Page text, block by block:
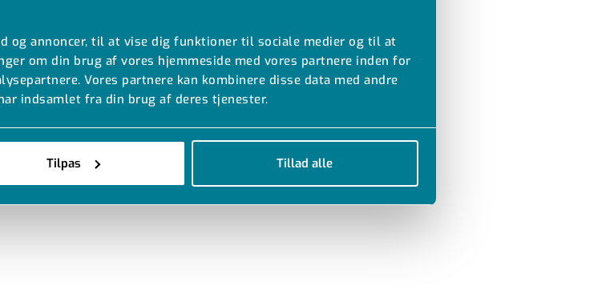
og annoncer, til at vise dig funktioner til sociale medier og til at
om din brug af vores hjemmeside med vores partnere inden for
Vores partnere kan kombinere disse data med andre
indsamlet fra din brug af deres tjenester.
Tilpas Tillad alle